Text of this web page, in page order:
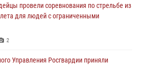
провели соревнования по стрельбе из
для людей с ограниченными
2
Управления Росгвардии приняли